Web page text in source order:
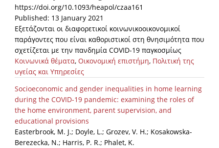
Press Centre
"Innovation, Research & Technology" magazine
Contact
Helpdesks
Telephone & email Directory
Access to EKT
https://doi.org/10.1093/heapol/czaa161
Published: 13 January 2021
Εξετάζονται οι διαφορετικοί κοινωνικοοικονομικοί
παράγοντες που είναι καθοριστικοί στη θνησιμότητα που
σχετίζεται με την πανδημία COVID-19 παγκοσμίως
Κοινωνικά θέματα, Οικονομική επιστήμη, Πολιτική της
υγείας και Υπηρεσίες
Socioeconomic and gender inequalities in home learning
during the COVID-19 pandemic: examining the roles of
the home environment, parent supervision, and
educational provisions
Easterbrook, M. J.; Doyle, L.; Grozev, V. H.; Kosakowska-
Berezecka, N.; Harris, P. R.; Phalet, K.